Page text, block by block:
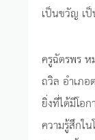
เป็นขวัญ เ
ครูฉัตรพร ห
ถวิล อำเภอ
ยิ่งที่ได้มีโอ
ความรู้สึกใ